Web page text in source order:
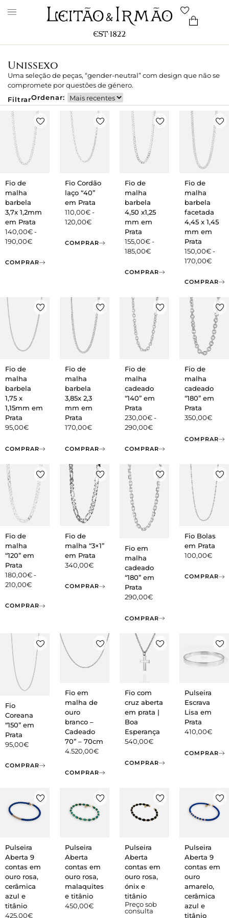
Unissexo
Uma seleção de peças, “gender-neutral” com design que não se
compromete por questões de género.
FiltrarOrdenar:
Fio de
malha
barbela
3,7x 1,2mm
em Prata
140,00€-
190,00€
COMPRAR
Fio Cordão
laço “40”
em Prata
110,00€-
120,00€
COMPRAR
Fio de
malha
barbela
4,50 x1,25
mm em
Prata
155,00€-
185,00€
COMPRAR
Fio de
malha
barbela
facetada
4,45 x 1,45
mm em
Prata
150,00€-
170,00€
COMPRAR
Fio de
malha
barbela
1,75 x
1,15mm em
Prata
95,00€
COMPRAR
Fio de
malha
barbela
3,85x 2,3
mm em
Prata
170,00€
COMPRAR
Fio de
malha
cadeado
“140” em
Prata
230,00€-
290,00€
COMPRAR
Fio de
malha
cadeado
“180” em
Prata
350,00€
COMPRAR
Fio de
malha
“120” em
Prata
180,00€-
210,00€
COMPRAR
Fio de
malha “3×1”
em Prata
340,00€
COMPRAR
Fio em
malha
cadeado
“180” em
Prata
290,00€
COMPRAR
Fio Bolas
em Prata
100,00€
COMPRAR
Fio
Coreana
“150” em
Prata
95,00€
COMPRAR
Fio em
malha de
ouro
branco –
Cadeado
70” – 70cm
4.520,00€
COMPRAR
Fio com
cruz aberta
em prata |
Boa
Esperança
540,00€
COMPRAR
Pulseira
Escrava
Lisa em
Prata
410,00€
COMPRAR
Pulseira
Aberta 9
contas em
ouro rosa,
cerâmica
azul e
titânio
425,00€
Pulseira
Aberta
contas em
ouro rosa,
malaquites
e titânio
450,00€
Pulseira
Aberta
contas em
ouro rosa,
ónix e
titânio
Preço sob
consulta
Pulseira
Aberta 9
contas em
ouro
amarelo,
cerâmica
azul e
titânio